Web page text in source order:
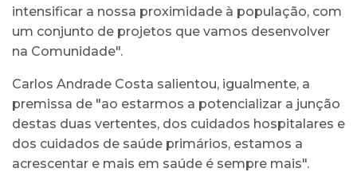
intensificar a nossa proximidade à população, com
um conjunto de projetos que vamos desenvolver
na Comunidade".
Carlos Andrade Costa salientou, igualmente, a
premissa de "ao estarmos a potencializar a junção
destas duas vertentes, dos cuidados hospitalares e
dos cuidados de saúde primários, estamos a
acrescentar e mais em saúde é sempre mais".